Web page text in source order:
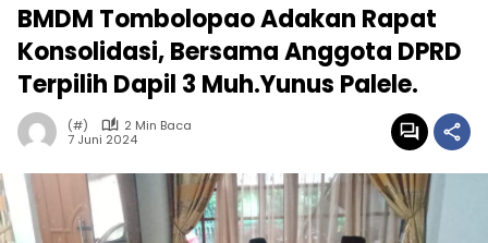
BMDM Tombolopao Adakan Rapat
Konsolidasi, Bersama Anggota DPRD
Terpilih Dapil 3 Muh.Yunus Palele.
(#)
2 Min Baca
7 Juni 2024